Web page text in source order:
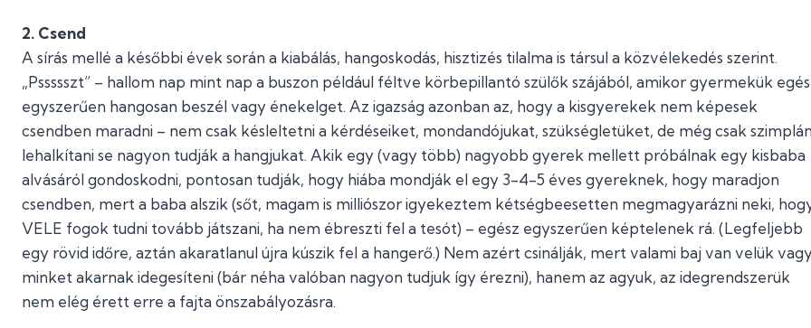
2. Csend
A sírás mellé a későbbi évek során a kiabálás, hangoskodás, hisztizés tilalma is társul a közvélekedés szerint.
„Pssssszt” – hallom nap mint nap a buszon például féltve körbepillantó szülők szájából, amikor gyermekük
egyszerűen hangosan beszél vagy énekelget. Az igazság azonban az, hogy a kisgyerekek nem képesek
csendben maradni – nem csak késleltetni a kérdéseiket, mondandójukat, szükségletüket, de még csak szimplán
lehalkítani se nagyon tudják a hangjukat. Akik egy (vagy több) nagyobb gyerek mellett próbálnak egy kisbaba
alvásáról gondoskodni, pontosan tudják, hogy hiába mondják el egy 3-4-5 éves gyereknek, hogy maradjon
csendben, mert a baba alszik (sőt, magam is milliószor igyekeztem kétségbeesetten megmagyarázni neki,
VELE fogok tudni tovább játszani, ha nem ébreszti fel a tesót) – egész egyszerűen képtelenek rá. (Legfeljebb
egy rövid időre, aztán akaratlanul újra kúszik fel a hangerő.) Nem azért csinálják, mert valami baj van velük
minket akarnak idegesíteni (bár néha valóban nagyon tudjuk így érezni), hanem az agyuk, az idegrendszerük
nem elég érett erre a fajta önszabályozásra.